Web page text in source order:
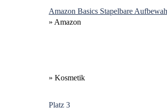
Amazon Basics Stapelbare
» Amazon
» Kosmetik
Platz 3